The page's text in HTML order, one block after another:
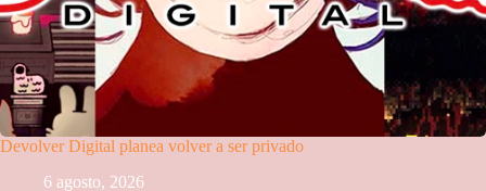
Devolver Digital planea volver a ser privado
6 agosto, 2026